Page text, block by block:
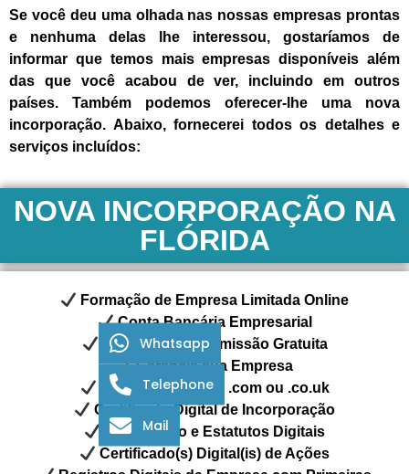
Se você deu uma olhada nas nossas empresas prontas
e nenhuma delas lhe interessou, gostaríamos de
informar que temos mais empresas disponíveis além
das que você acabou de ver, incluindo em outros
países. Também podemos oferecer-lhe uma nova
incorporação. Abaixo, fornecerei todos os detalhes e
serviços incluídos:
NOVA INCORPORAÇÃO NA
FLÓRIDA
Formação de Empresa Limitada Online
Conta Bancária Empresarial
Revisão Pré-Submissão Gratuita
Gerencie sua Empresa
Nome de Domínio .com ou .co.uk
Certificado Digital de Incorporação
Memorando e Estatutos Digitais
Certificado(s) Digital(is) de Ações
Whatsapp
Telephone
Mail